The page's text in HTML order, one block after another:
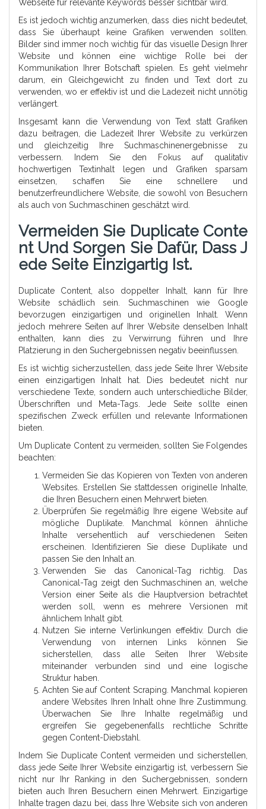
Webseite für relevante Keywords besser sichtbar wird.
Es ist jedoch wichtig anzumerken, dass dies nicht bedeutet,
dass Sie überhaupt keine Grafiken verwenden sollten.
Bilder sind immer noch wichtig für das visuelle Design Ihrer
Website und können eine wichtige Rolle bei der
Kommunikation Ihrer Botschaft spielen. Es geht vielmehr
darum, ein Gleichgewicht zu finden und Text dort zu
verwenden, wo er effektiv ist und die Ladezeit nicht unnötig
verlängert.
Insgesamt kann die Verwendung von Text statt Grafiken
dazu beitragen, die Ladezeit Ihrer Website zu verkürzen
und gleichzeitig Ihre Suchmaschinenergebnisse zu
verbessern. Indem Sie den Fokus auf qualitativ
hochwertigen Textinhalt legen und Grafiken sparsam
einsetzen, schaffen Sie eine schnellere und
benutzerfreundlichere Website, die sowohl von Besuchern
als auch von Suchmaschinen geschätzt wird.
Vermeiden Sie Duplicate Conte
Nt Und Sorgen Sie Dafür, Dass J
Ede Seite Einzigartig Ist.
Duplicate Content, also doppelter Inhalt, kann für Ihre
Website schädlich sein. Suchmaschinen wie Google
bevorzugen einzigartigen und originellen Inhalt. Wenn
jedoch mehrere Seiten auf Ihrer Website denselben Inhalt
enthalten, kann dies zu Verwirrung führen und Ihre
Platzierung in den Suchergebnissen negativ beeinflussen.
Es ist wichtig sicherzustellen, dass jede Seite Ihrer Website
einen einzigartigen Inhalt hat. Dies bedeutet nicht nur
verschiedene Texte, sondern auch unterschiedliche Bilder,
Überschriften und Meta-Tags. Jede Seite sollte einen
spezifischen Zweck erfüllen und relevante Informationen
bieten.
Um Duplicate Content zu vermeiden, sollten Sie Folgendes
beachten:
Vermeiden Sie das Kopieren von Texten von anderen
Websites. Erstellen Sie stattdessen originelle Inhalte,
die Ihren Besuchern einen Mehrwert bieten.
Überprüfen Sie regelmäßig Ihre eigene Website auf
mögliche Duplikate. Manchmal können ähnliche
Inhalte versehentlich auf verschiedenen Seiten
erscheinen. Identifizieren Sie diese Duplikate und
passen Sie den Inhalt an.
Verwenden Sie das Canonical-Tag richtig. Das
Canonical-Tag zeigt den Suchmaschinen an, welche
Version einer Seite als die Hauptversion betrachtet
werden soll, wenn es mehrere Versionen mit
ähnlichem Inhalt gibt.
Nutzen Sie interne Verlinkungen effektiv. Durch die
Verwendung von internen Links können Sie
sicherstellen, dass alle Seiten Ihrer Website
miteinander verbunden sind und eine logische
Struktur haben.
Achten Sie auf Content Scraping. Manchmal kopieren
andere Websites Ihren Inhalt ohne Ihre Zustimmung.
Überwachen Sie Ihre Inhalte regelmäßig und
ergreifen Sie gegebenenfalls rechtliche Schritte
gegen Content-Diebstahl.
Indem Sie Duplicate Content vermeiden und sicherstellen,
dass jede Seite Ihrer Website einzigartig ist, verbessern Sie
nicht nur Ihr Ranking in den Suchergebnissen, sondern
bieten auch Ihren Besuchern einen Mehrwert. Einzigartige
Inhalte tragen dazu bei, dass Ihre Website sich von anderen